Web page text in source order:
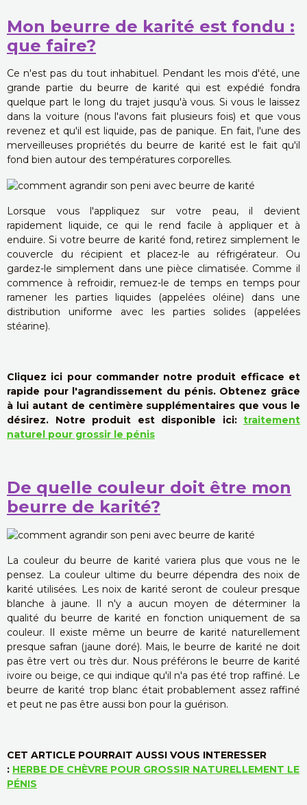
Mon beurre de karité est fondu :
que faire?
Ce n'est pas du tout inhabituel. Pendant les mois d'été, une
grande partie du beurre de karité qui est expédié fondra
quelque part le long du trajet jusqu'à vous. Si vous le laissez
dans la voiture (nous l'avons fait plusieurs fois) et que vous
revenez et qu'il est liquide, pas de panique. En fait, l'une des
merveilleuses propriétés du beurre de karité est le fait qu'il
fond bien autour des températures corporelles.
Lorsque vous l'appliquez sur votre peau, il devient
rapidement liquide, ce qui le rend facile à appliquer et à
enduire. Si votre beurre de karité fond, retirez simplement le
couvercle du récipient et placez-le au réfrigérateur. Ou
gardez-le simplement dans une pièce climatisée. Comme il
commence à refroidir, remuez-le de temps en temps pour
ramener les parties liquides (appelées oléine) dans une
distribution uniforme avec les parties solides (appelées
stéarine).
Cliquez ici pour commander notre produit efficace et
rapide pour l'agrandissement du pénis. Obtenez grâce
à lui autant de centimère supplémentaires que vous le
désirez. Notre produit est disponible ici: traitement
naturel pour grossir le pénis
De quelle couleur doit être mon
beurre de karité?
La couleur du beurre de karité variera plus que vous ne le
pensez. La couleur ultime du beurre dépendra des noix de
karité utilisées. Les noix de karité seront de couleur presque
blanche à jaune. Il n'y a aucun moyen de déterminer la
qualité du beurre de karité en fonction uniquement de sa
couleur. Il existe même un beurre de karité naturellement
presque safran (jaune doré). Mais, le beurre de karité ne doit
pas être vert ou très dur. Nous préférons le beurre de karité
ivoire ou beige, ce qui indique qu'il n'a pas été trop raffiné. Le
beurre de karité trop blanc était probablement assez raffiné
et peut ne pas être aussi bon pour la guérison.
CET ARTICLE POURRAIT AUSSI VOUS INTERESSER
: HERBE DE CHÈVRE POUR GROSSIR NATURELLEMENT LE
PÉNIS